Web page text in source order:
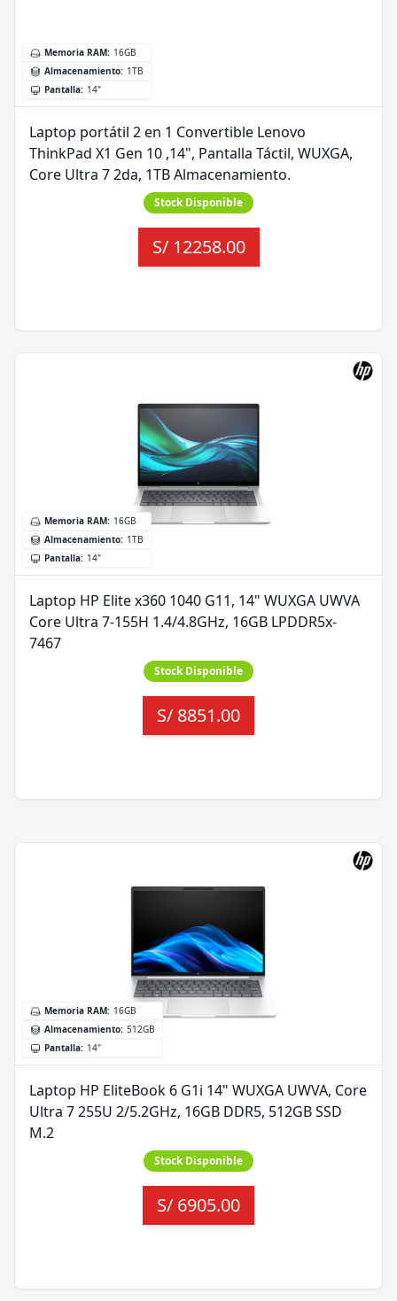
Memoria RAM: 16GB
Almacenamiento: 1TB
Pantalla: 14"
Laptop portátil 2 en 1 Convertible Lenovo
ThinkPad X1 Gen 10 ,14", Pantalla Táctil, WUXGA,
Core Ultra 7 2da, 1TB Almacenamiento.
Stock Disponible
S/ 12258.00
Memoria RAM: 16GB
Almacenamiento: 1TB
Pantalla: 14"
Laptop HP Elite x360 1040 G11, 14" WUXGA UWVA
Core Ultra 7-155H 1.4/4.8GHz, 16GB LPDDR5x-
7467
Stock Disponible
S/ 8851.00
Memoria RAM: 16GB
Almacenamiento: 512GB
Pantalla: 14"
Laptop HP EliteBook 6 G1i 14" WUXGA UWVA, Core
Ultra 7 255U 2/5.2GHz, 16GB DDR5, 512GB SSD
M.2
Stock Disponible
S/ 6905.00